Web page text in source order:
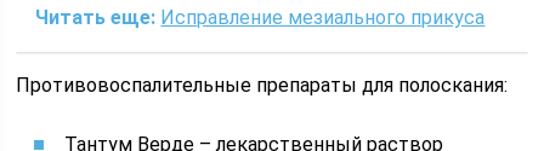
Читать еще: Исправление мезиального прикуса
Противовоспалительные препараты для полоскания:
Тантум Верде – лекарственный раствор